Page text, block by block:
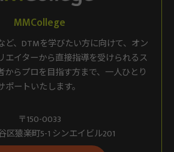
MMCollege
ど、DTMを学びたい方に向けて、オン
エイターから直接指導を受けられるス
からプロを目指す方まで、一人ひとり
ートいたします。
〒150-0033
区猿楽町5-1 シンエイビル201